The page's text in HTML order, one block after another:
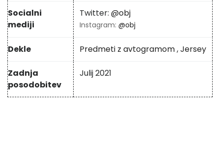
Socialni
mediji
Twitter: @obj
Instagram: @obj
Dekle Predmeti z avtogramom,Jersey
Zadnja
posodobitev
Julij 2021